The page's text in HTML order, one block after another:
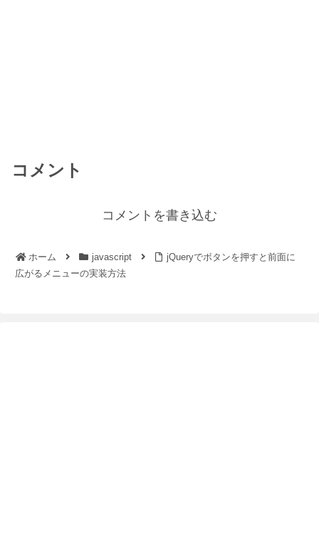
コメント
コメントを書き込む
ホーム javascript
jQueryでボタンを押すと前面に
広がるメニューの実装方法